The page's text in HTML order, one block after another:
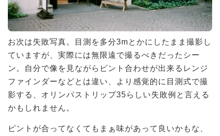
お次は失敗写真。目測を多分3mとかにしたまま撮影し
ていますが、実際には無限遠で撮るべきだったシー
ン。自分で像を見ながらピント合わせが出来るレンジ
ファインダーなどとは違い、より感覚的に目測式で撮
影する、オリンパストリップ35らしい失敗例と言える
かもしれません。
ピントが合ってなくてもまぁ味があって良いかもな、